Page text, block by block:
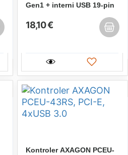
Gen1 + interni USB 19-pin
18,10 €
Kontroler AXAGON PCEU-